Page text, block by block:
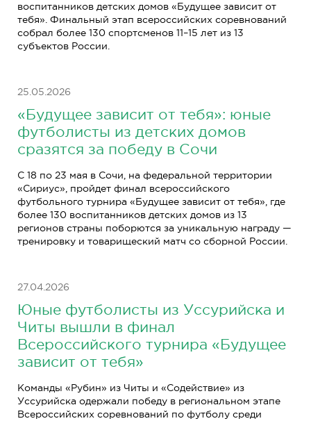
воспитанников детских домов «Будущее зависит от
тебя». Финальный этап всероссийских соревнований
собрал более 130 спортсменов 11–15 лет из 13
субъектов России.
25.05.2026
«Будущее зависит от тебя»: юные
футболисты из детских домов
сразятся за победу в Сочи
С 18 по 23 мая в Сочи, на федеральной территории
«Сириус», пройдет финал всероссийского
футбольного турнира «Будущее зависит от тебя», где
более 130 воспитанников детских домов из 13
регионов страны поборются за уникальную награду —
тренировку и товарищеский матч со сборной России.
27.04.2026
Юные футболисты из Уссурийска и
Читы вышли в финал
Всероссийского турнира «Будущее
зависит от тебя»
Команды «Рубин» из Читы и «Содействие» из
Уссурийска одержали победу в региональном этапе
Всероссийских соревнований по футболу среди